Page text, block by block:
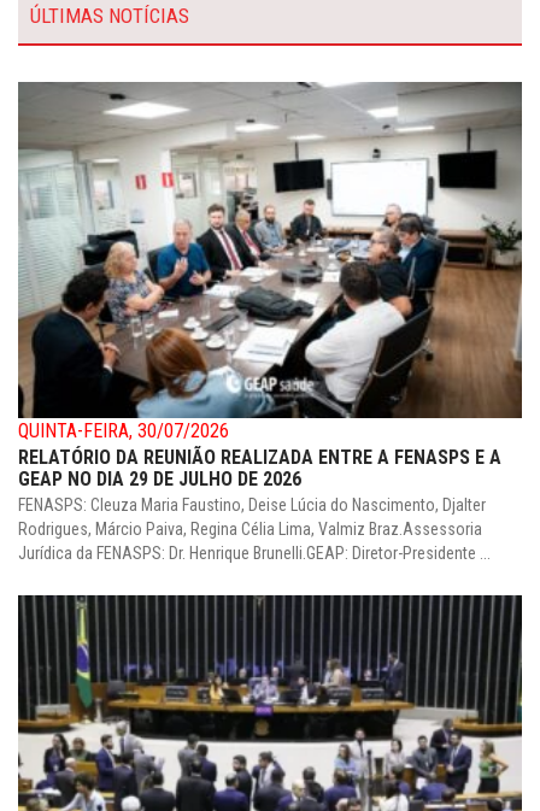
ÚLTIMAS NOTÍCIAS
QUINTA-FEIRA, 30/07/2026
RELATÓRIO DA REUNIÃO REALIZADA ENTRE A FENASPS E A
GEAP NO DIA 29 DE JULHO DE 2026
FENASPS: Cleuza Maria Faustino, Deise Lúcia do Nascimento, Djalter
Rodrigues, Márcio Paiva, Regina Célia Lima, Valmiz Braz.Assessoria
Jurídica da FENASPS: Dr. Henrique Brunelli.GEAP: Diretor-Presidente ...